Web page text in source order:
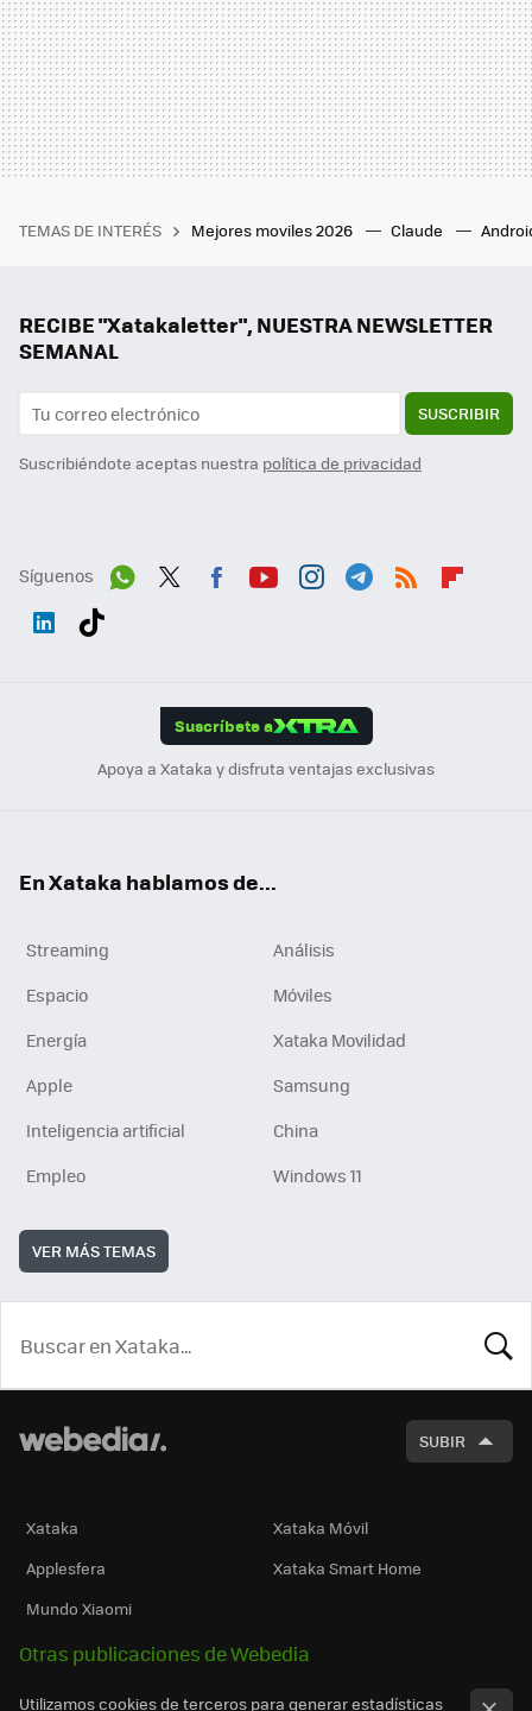
TEMAS DE INTERÉS Mejores moviles 2026 Claude
RECIBE "Xatakaletter", NUESTRA NEWSLETTER
SEMANAL
SUSCRIBIR
Suscribiéndote aceptas nuestra política de privacidad
Síguenos
Suscríbete a
Apoya a Xataka y disfruta ventajas exclusivas
En Xataka hablamos de...
Streaming
Análisis
Espacio
Móviles
Energía
Xataka Movilidad
Apple
Samsung
Inteligencia artificial
China
Empleo
Windows 11
VER MÁS TEMAS
SUBIR
Xataka
Xataka Móvil
Applesfera
Xataka Smart Home
Mundo Xiaomi
Otras publicaciones de Webedia
Utilizamos cookies de terceros para generar estadísticas